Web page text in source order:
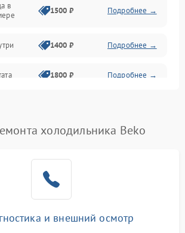
в
1500 ₽ Подробнее →
1400 ₽ Подробнее →
1800 ₽ Подробнее →
No Frost 2600 ₽ Подробнее →
холодильника Beko
и внешний осмотр